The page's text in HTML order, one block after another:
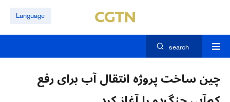
Language
search
چین ساخت پروژه انتقال آب برای رفع